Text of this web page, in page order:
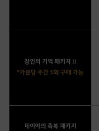
장인의 기억 패키지 II
*가문당 주간 5회 구매 가능
테이아의 축복 패키지